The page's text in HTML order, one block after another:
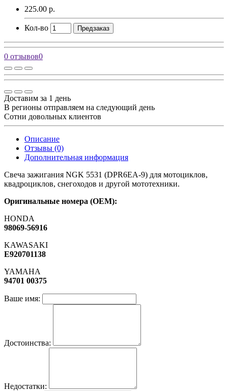
225.00 р.
Кол-во Предзаказ
0 отзывов0
Доставим за 1 день
В регионы отправляем на следующий день
Сотни довольных клиентов
Описание
Отзывы (0)
Дополнительная информация
Свеча зажигания NGK 5531 (DPR6EA-9) для мотоциклов,
квадроциклов, снегоходов и другой мототехники.
Оригинальные номера (OEM):
HONDA
98069-56916
KAWASAKI
E920701138
YAMAHA
94701 00375
Ваше имя:
Достоинства:
Недостатки: